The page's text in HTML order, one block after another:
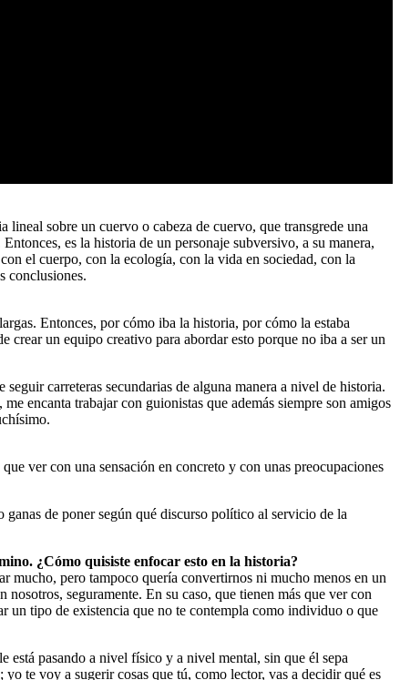
sobre un cuervo o cabeza de cuervo, que transgrede una
es la historia de un personaje subversivo, a su manera,
el cuerpo, con la ecología, con la vida en sociedad, con la
conclusiones.
Entonces, por cómo iba la historia, por cómo la estaba
crear un equipo creativo para abordar esto porque no iba a ser un
carreteras secundarias de alguna manera a nivel de historia.
encanta trabajar con guionistas que además siempre son amigos
ver con una sensación en concreto y con unas preocupaciones
de poner según qué discurso político al servicio de la
¿Cómo quisiste enfocar esto en la historia?
mucho, pero tampoco quería convertirnos ni mucho menos en un
seguramente. En su caso, que tienen más que ver con
un tipo de existencia que no te contempla como individuo o que
está pasando a nivel físico y a nivel mental, sin que él sepa
te voy a sugerir cosas que tú, como lector, vas a decidir qué es